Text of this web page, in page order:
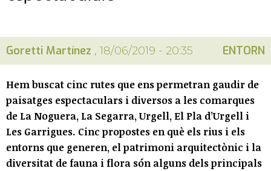
Goretti Martínez , 18/06/2019 - 20:35 ENTORN
Hem buscat cinc rutes que ens permetran gaudir de
paisatges espectaculars i diversos a les comarques
de La Noguera, La Segarra, Urgell, El Pla d’Urgell i
Les Garrigues. Cinc propostes en què els rius i els
entorns que generen, el patrimoni arquitectònic i la
diversitat de fauna i flora són alguns dels principals